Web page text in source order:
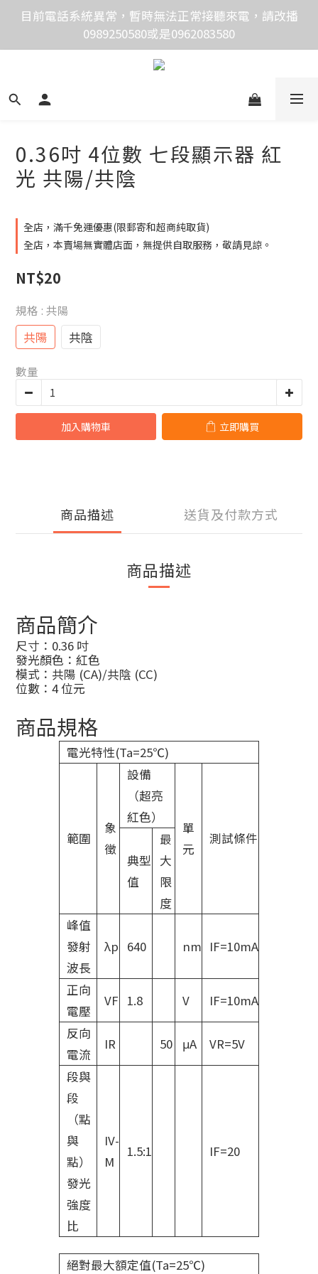
價格均含稅，下單享優惠！歡迎大量採購，由專人提供
專案報價。
目前電話系統異常，暫時無法正常接聽來電，請改播
0989250580或是0962083580
價格均含稅，下單享優惠！歡迎大量採購，由專人提供
0.36吋 4位數 七段顯示器 紅
光 共陽/共陰
全店，滿千免運優惠(限郵寄和超商純取貨)
全店，本賣場無實體店面，無提供自取服務，敬請見諒。
NT$20
規格 : 共陽
共陽 共陰
數量
加入購物車 立即購買
商品描述 送貨及付款方式
商品描述
商品簡介
尺寸：0.36 吋
發光顏色：紅色
模式：共陽 (CA)/共陰 (CC)
位數：4 位元
商品規格
電光特性(Ta=25℃)
範圍
象
徵
設備
（超亮
紅色）
單
元
測試條件
典型
值
最
大
限
度
峰值
發射
波長
λp 640 nm IF=10mA
正向
電壓
VF 1.8 V
IF=10mA
反向
電流
IR 50 μA
VR=5V
段與
段
（點
與
點）
發光
強度
比
IV-
M
1.5:1 IF=20
絕對最大額定值(Ta=25℃)